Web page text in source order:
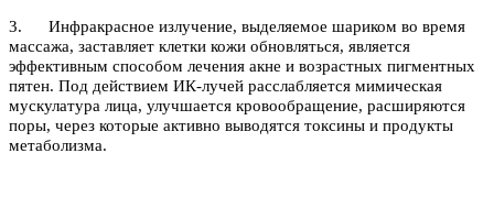
3. Инфракрасное излучение, выделяемое шариком во время
массажа, заставляет клетки кожи обновляться, является
эффективным способом лечения акне и возрастных пигментных
пятен. Под действием ИК-лучей расслабляется мимическая
мускулатура лица, улучшается кровообращение, расширяются
поры, через которые активно выводятся токсины и продукты
метаболизма.